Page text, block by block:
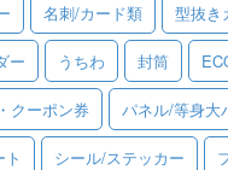
名刺/カード類 型抜き
ー うちわ 封筒
クーポン券 パネル/等身大
シール/ステッカー